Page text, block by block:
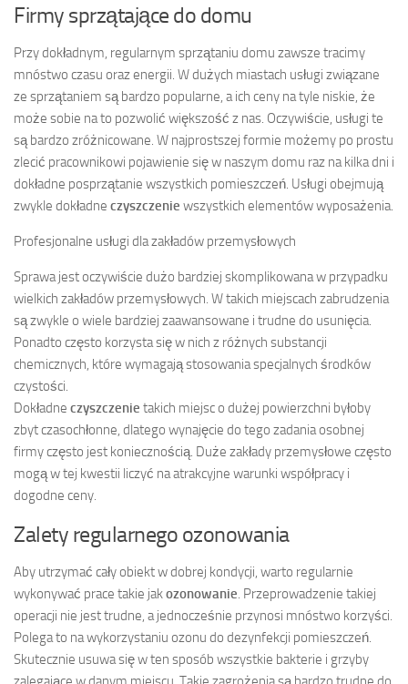
Firmy sprzątające do domu
Przy dokładnym, regularnym sprzątaniu domu zawsze tracimy
mnóstwo czasu oraz energii. W dużych miastach usługi związane
ze sprzątaniem są bardzo popularne, a ich ceny na tyle niskie, że
może sobie na to pozwolić większość z nas. Oczywiście, usługi te
są bardzo zróżnicowane. W najprostszej formie możemy po prostu
zlecić pracownikowi pojawienie się w naszym domu raz na kilka dni i
dokładne posprzątanie wszystkich pomieszczeń. Usługi obejmują
zwykle dokładne czyszczenie wszystkich elementów wyposażenia.
Profesjonalne usługi dla zakładów przemysłowych
Sprawa jest oczywiście dużo bardziej skomplikowana w przypadku
wielkich zakładów przemysłowych. W takich miejscach zabrudzenia
są zwykle o wiele bardziej zaawansowane i trudne do usunięcia.
Ponadto często korzysta się w nich z różnych substancji
chemicznych, które wymagają stosowania specjalnych środków
czystości.
Dokładne czyszczenie takich miejsc o dużej powierzchni byłoby
zbyt czasochłonne, dlatego wynajęcie do tego zadania osobnej
firmy często jest koniecznością. Duże zakłady przemysłowe często
mogą w tej kwestii liczyć na atrakcyjne warunki współpracy i
dogodne ceny.
Zalety regularnego ozonowania
Aby utrzymać cały obiekt w dobrej kondycji, warto regularnie
wykonywać prace takie jakozonowanie. Przeprowadzenie takiej
operacji nie jest trudne, a jednocześnie przynosi mnóstwo korzyści.
Polega to na wykorzystaniu ozonu do dezynfekcji pomieszczeń.
Skutecznie usuwa się w ten sposób wszystkie bakterie i grzyby